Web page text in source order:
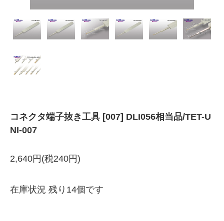
コネクタ端子抜き工具 [007] DLI056相当品/TET-U
NI-007
2,640円(税240円)
在庫状況 残り14個です